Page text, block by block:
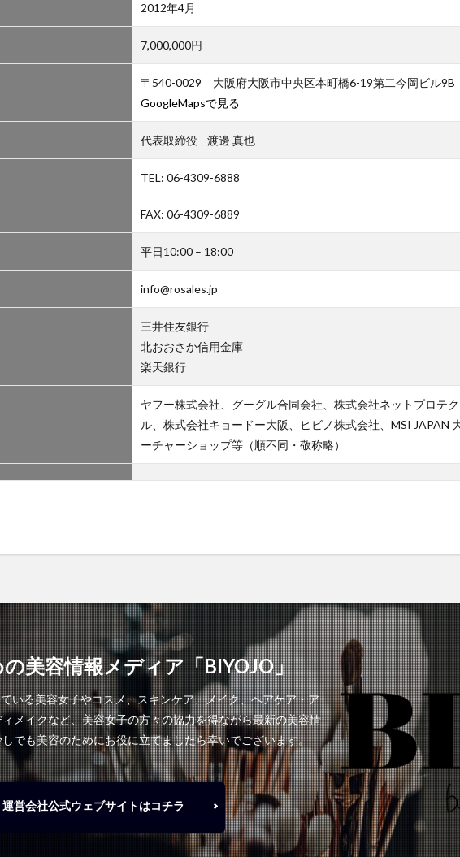
2012年4月
7,000,000円
〒540-0029 大阪府大阪市中央区本町橋6-19第二今岡ビル9B
GoogleMapsで見る
代表取締役 渡邊 真也
TEL: 06-4309-6888
FAX: 06-4309-6889
平日10:00 – 18:00
info@rosales.jp
三井住友銀行
北おおさか信用金庫
楽天銀行
ヤフー株式会社、グーグル合同会社、株式会社ネットプロテ
ル、株式会社キョードー大阪、ヒビノ株式会社、MSI JAPAN
ーチャーショップ等（順不同・敬称略）
美容情報メディア「BIYOJO」
いる美容女子やコスメ、スキンケア、メイク、ヘアケア・ア
メイクなど、美容女子の方々の協力を得ながら最新の美容情
でも美容のためにお役に立てましたら幸いでございます。
運営会社公式ウェブサイトはコチラ